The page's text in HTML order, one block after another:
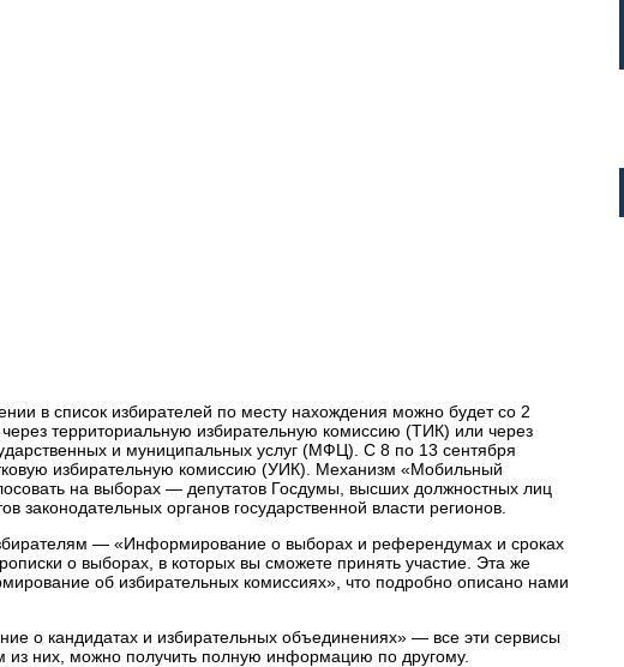
в список избирателей по месту нахождения можно будет со 2
через территориальную избирательную комиссию (ТИК) или через
и муниципальных услуг (МФЦ). С 8 по 13 сентября
избирательную комиссию (УИК). Механизм «Мобильный
на выборах — депутатов Госдумы, высших должностных лиц
законодательных органов государственной власти регионов.
— «Информирование о выборах и референдумах и сроках
о выборах, в которых вы сможете принять участие. Эта же
об избирательных комиссиях», что подробно описано нами
о кандидатах и избирательных объединениях» — все эти сервисы
из них, можно получить полную информацию по другому.